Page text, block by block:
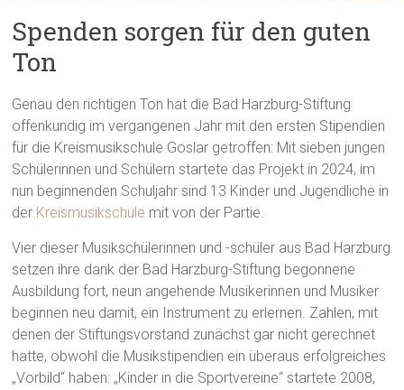
Spenden sorgen für den guten
Ton
Genau den richtigen Ton hat die Bad Harzburg-Stiftung
offenkundig im vergangenen Jahr mit den ersten Stipendien
für die Kreismusikschule Goslar getroffen: Mit sieben jungen
Schülerinnen und Schülern startete das Projekt in 2024, im
nun beginnenden Schuljahr sind 13 Kinder und Jugendliche in
der Kreismusikschule mit von der Partie.
Vier dieser Musikschülerinnen und -schüler aus Bad Harzburg
setzen ihre dank der Bad Harzburg-Stiftung begonnene
Ausbildung fort, neun angehende Musikerinnen und Musiker
beginnen neu damit, ein Instrument zu erlernen. Zahlen, mit
denen der Stiftungsvorstand zunächst gar nicht gerechnet
hatte, obwohl die Musikstipendien ein überaus erfolgreiches
„Vorbild“ haben: „Kinder in die Sportvereine“ startete 2008,